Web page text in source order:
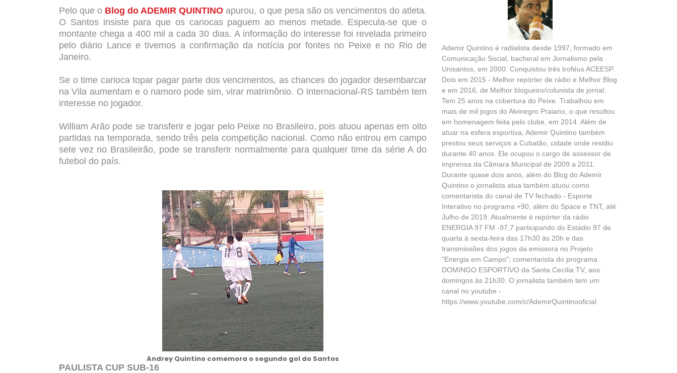
Pelo que o Blog do ADEMIR QUINTINO apurou, o que pesa são os vencimentos do atleta.
O Santos insiste para que os cariocas paguem ao menos metade. Especula-se que o
montante chega a 400 mil a cada 30 dias. A informação do interesse foi revelada primeiro
pelo diário Lance e tivemos a confirmação da notícia por fontes no Peixe e no Rio de
Janeiro.
Se o time carioca topar pagar parte dos vencimentos, as chances do jogador desembarcar
na Vila aumentam e o namoro pode sim, virar matrimônio. O internacional-RS também tem
interesse no jogador.
William Arão pode se transferir e jogar pelo Peixe no Brasileiro, pois atuou apenas em oito
partidas na temporada, sendo três pela competição nacional. Como não entrou em campo
sete vez no Brasileirão, pode se transferir normalmente para qualquer time da série A do
futebol do país.
Andrey Quintino comemora o segundo gol do Santos
PAULISTA CUP SUB-16
Ademir Quintino é radialista desde 1997, formado em
Comunicação Social, bacheral em Jornalismo pela
Unisantos, em 2000. Conquistou três troféus ACEESP.
Dois em 2015 - Melhor repórter de rádio e Melhor Blog
e em 2016, de Melhor blogueiro/colunista de jornal.
Tem 25 anos na cobertura do Peixe. Trabalhou em
mais de mil jogos do Alvinegro Praiano, o que resultou
em homenagem feita pelo clube, em 2014. Além de
atuar na esfera esportiva, Ademir Quintino também
prestou seus serviços a Cubatão, cidade onde residiu
durante 40 anos. Ele ocupou o cargo de assessor de
imprensa da Câmara Municipal de 2009 a 2011.
Durante quase dois anos, além do Blog do Ademir
Quintino o jornalista atua também atuou como
comentarista do canal de TV fechado - Esporte
Interativo no programa +90, além do Space e TNT, até
Julho de 2019. Atualmente é repórter da rádio
ENERGIA 97 FM -97,7 participando do Estádio 97 de
quarta á sexta-feira das 17h30 às 20h e das
transmissões dos jogos da emissora no Projeto
"Energia em Campo"; comentarista do programa
DOMINGO ESPORTIVO da Santa Cecília TV, aos
domingos às 21h30. O jornalista também tem um
canal no youtube -
https://www.youtube.com/c/AdemirQuintinooficial